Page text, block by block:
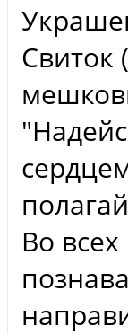
Свиток
Во